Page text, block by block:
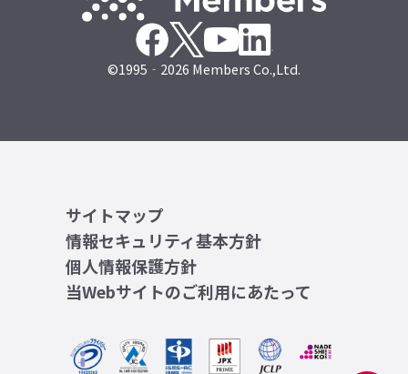
©1995‐2026 Members Co.,Ltd.
サイトマップ
情報セキュリティ基本方針
個人情報保護方針
当Webサイトのご利用にあたって